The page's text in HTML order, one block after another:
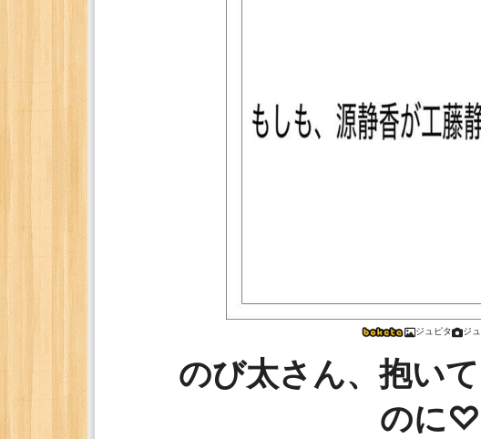
ジュピタ ジ
のび太さん、抱い
のに♡